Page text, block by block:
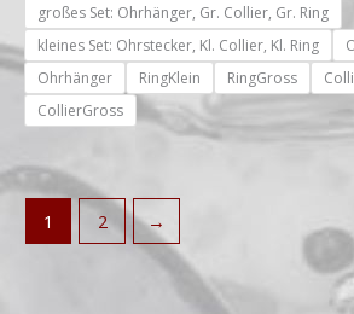
großes Set: Ohrhänger, Gr. Collier, Gr. Ring
kleines Set: Ohrstecker, Kl. Collier, Kl. Ring
Ohrhänger
RingKlein RingGross
CollierGross
1 2 →